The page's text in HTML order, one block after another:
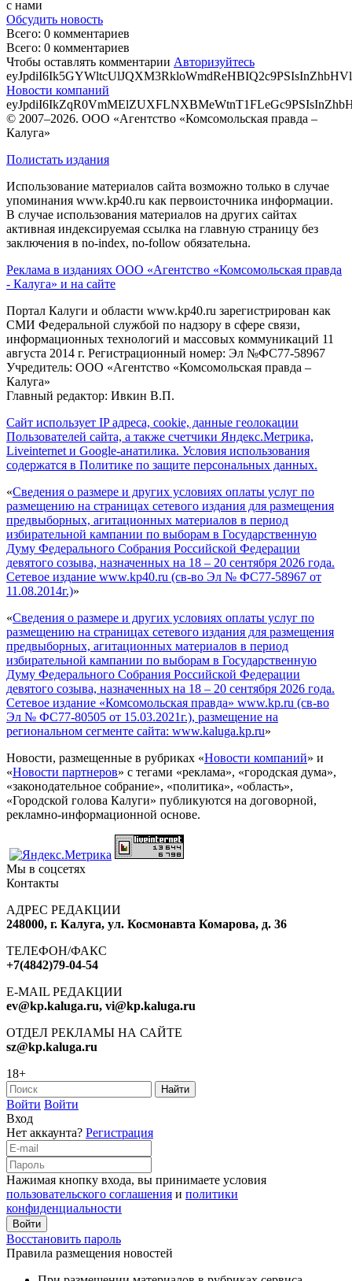
с нами
Обсудить новость
Всего: 0 комментариев
Всего: 0 комментариев
Чтобы оставлять комментарии Авторизуйтесь
Новости компаний
© 2007–2026. ООО «Агентство «Комсомольская правда –
Калуга»
Полистать издания
Использование материалов сайта возможно только в случае
упоминания www.kp40.ru как первоисточника информации.
В случае использования материалов на других сайтах
активная индексируемая ссылка на главную страницу без
заключения в no-index, no-follow обязательна.
Реклама в изданиях ООО «Агентство «Комсомольская правда
- Калуга» и на сайте
Портал Калуги и области www.kp40.ru зарегистрирован как
СМИ Федеральной службой по надзору в сфере связи,
информационных технологий и массовых коммуникаций 11
августа 2014 г. Регистрационный номер: Эл №ФС77-58967
Учредитель: ООО «Агентство «Комсомольская правда –
Калуга»
Главный редактор: Ивкин В.П.
Сайт использует IP адреса, cookie, данные геолокации
Пользователей сайта, а также счетчики Яндекс.Метрика,
Liveinternet и Google-анатилика. Условия использования
содержатся в Политике по защите персональных данных.
«Сведения о размере и других условиях оплаты услуг по
размещению на страницах сетевого издания для размещения
предвыборных, агитационных материалов в период
избирательной кампании по выборам в Государственную
Думу Федерального Собрания Российской Федерации
девятого созыва, назначенных на 18 – 20 сентября 2026 года.
Сетевое издание www.kp40.ru (св-во Эл № ФС77-58967 от
11.08.2014г.)»
«Сведения о размере и других условиях оплаты услуг по
размещению на страницах сетевого издания для размещения
предвыборных, агитационных материалов в период
избирательной кампании по выборам в Государственную
Думу Федерального Собрания Российской Федерации
девятого созыва, назначенных на 18 – 20 сентября 2026 года.
Сетевое издание «Комсомольская правда» www.kp.ru (св-во
Эл № ФС77-80505 от 15.03.2021г.), размещение на
региональном сегменте сайта: www.kaluga.kp.ru»
Новости, размещенные в рубриках «Новости компаний» и
«Новости партнеров» с тегами «реклама», «городская дума»,
«законодательное собрание», «политика», «область»,
«Городской голова Калуги» публикуются на договорной,
рекламно-информационной основе.
Мы в соцсетях
Контакты
АДРЕС РЕДАКЦИИ
248000, г. Калуга, ул. Космонавта Комарова, д. 36
ТЕЛЕФОН/ФАКС
+7(4842)79-04-54
E-MAIL РЕДАКЦИИ
ev@kp.kaluga.ru, vi@kp.kaluga.ru
ОТДЕЛ РЕКЛАМЫ НА САЙТЕ
sz@kp.kaluga.ru
18+
Войти Войти
Вход
Нет аккаунта? Регистрация
Нажимая кнопку входа, вы принимаете условия
пользовательского соглашения и политики
конфиденциальности
Восстановить пароль
Правила размещения новостей